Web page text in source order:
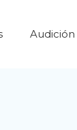
Audición